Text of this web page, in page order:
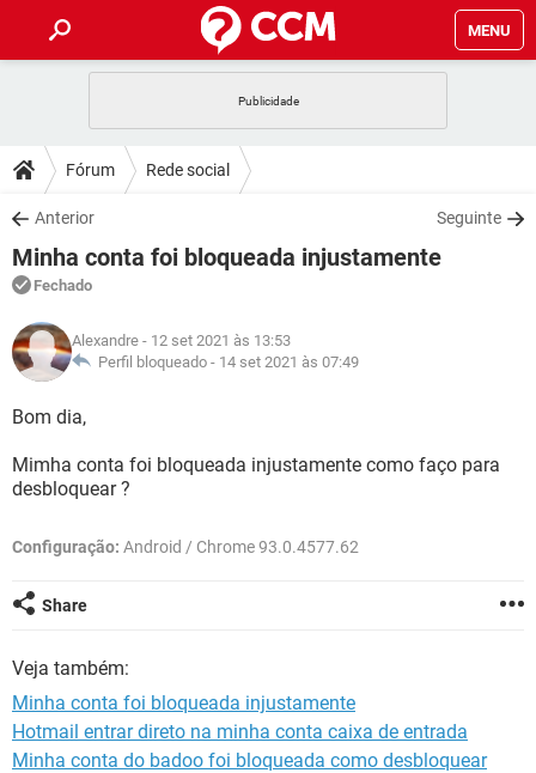
MENU
CELULAR
OUTLOOK
INSTAGRAM GMAIL
GUIA DE COMPRAS
DICAS
JOGOS
OUTLOOK
INSTAGRAM
GUIA DE COMPRAS
DOWNLOADS
JOGOS WHATSAPP
CELULAR
OUTLOOK EXCEL
INSTAGRAM
GUIA DE COMPRAS
FÓRUM
JOGOS
CELULAR FACEBOOK
GUIA DE COMPRAS
GLOSSÁRIO
JOGOS
CELULAR
OUTLOOK EXCEL
INSTAGRAM
GUIA DE COMPRAS
Fórum Rede social
Anterior Seguinte
Minha conta foi bloqueada injustamente
Fechado
Alexandre - 12 set 2021 às 13:53
Perfil bloqueado - 14 set 2021 às 07:49
Bom dia,
Mimha conta foi bloqueada injustamente como faço para
desbloquear ?
Configuração: Android / Chrome 93.0.4577.62
Share
Veja também:
Minha conta foi bloqueada injustamente
Hotmail entrar direto na minha conta caixa de entrada
Minha conta do badoo foi bloqueada como desbloquear